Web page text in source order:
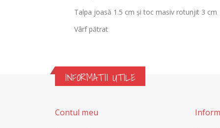
Talpa joasă 1.5 cm și toc masiv rotunjit 3 cm
Vârf pătrat
INFORMATII UTILE
Contul meu